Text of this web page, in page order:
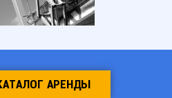
АРЕНДЫ